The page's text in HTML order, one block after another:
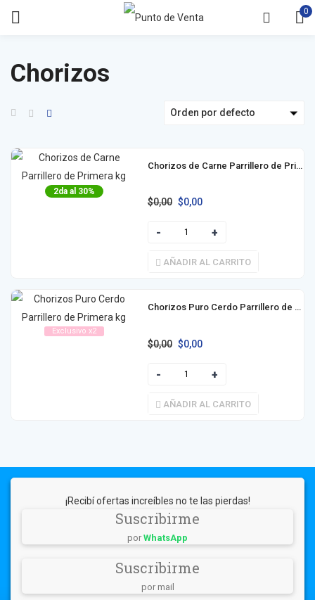
0
Chorizos
Orden por defecto
2da al 30%
Chorizos de Carne Parrillero de Primera kg
$0,00 $0,00
AÑADIR AL CARRITO
Exclusivo x2
Chorizos Puro Cerdo Parrillero de Primera kg
$0,00 $0,00
AÑADIR AL CARRITO
¡Recibí ofertas increíbles no te las pierdas!
Suscribirme
por WhatsApp
Suscribirme
por mail